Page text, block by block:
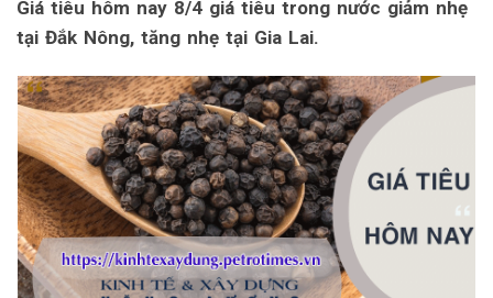
Giá tiêu hôm nay 8/4 giá tiêu trong nước giảm nhẹ
tại Đắk Nông, tăng nhẹ tại Gia Lai.